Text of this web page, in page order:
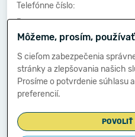
Telefónne číslo:
-
Faxové číslo:
-
E-mailová adresa:
-
Zostavená dňa:
Môžeme, prosím,
S cieľom zabezpečenia
stránky a zlepšovania našich
Prosíme o potvrdenie súhlasu
preferencií.